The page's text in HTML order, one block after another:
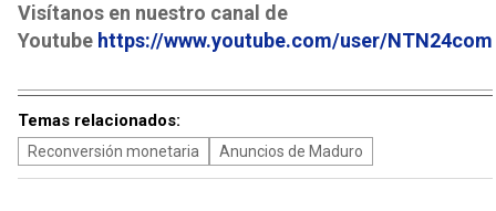
Visítanos en nuestro canal de
Youtube https://www.youtube.com/user/NTN24com
Temas relacionados:
Reconversión monetaria Anuncios de Maduro